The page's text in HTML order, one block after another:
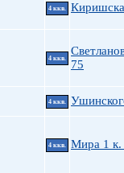
4 ккв.
4 ккв.
75
4 ккв.
4 ккв. Мира 1 к.